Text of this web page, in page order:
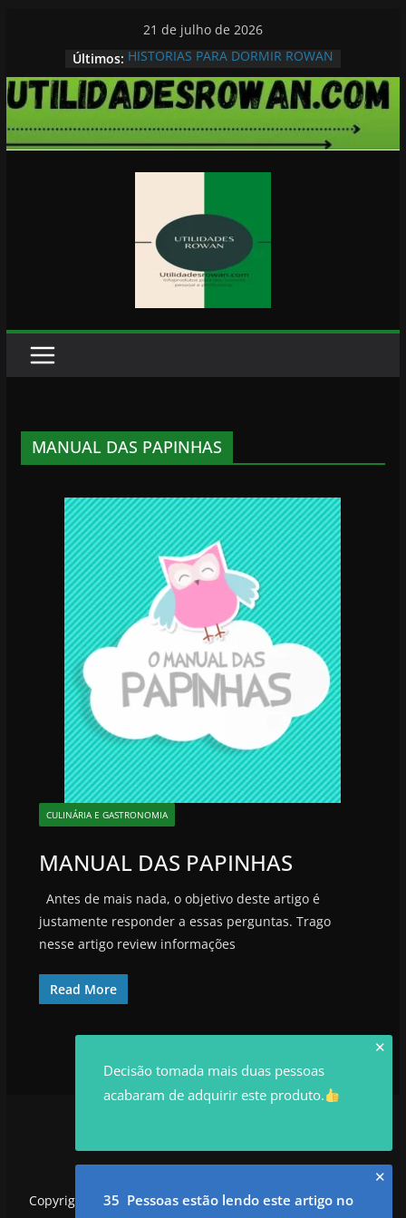
conteúdo
21 de julho de 2026
Últimos: HISTORIAS PARA DORMIR ROWAN
MANUAL DAS PAPINHAS
CULINÁRIA E GASTRONOMIA
MANUAL DAS PAPINHAS
Antes de mais nada, o objetivo deste artigo é
justamente responder a essas perguntas. Trago
nesse artigo review informações
Read More
Copyright © 2026utilidadesrowan.com. Todos os direitos
✕
Decisão tomada mais duas pessoas
acabaram de adquirir este produto.
✕
35 Pessoas estão lendo este artigo no